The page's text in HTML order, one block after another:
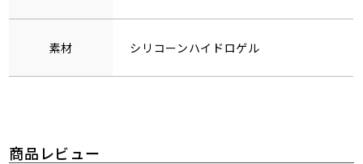
素材 シリコーンハイドロゲル
商品レビュー